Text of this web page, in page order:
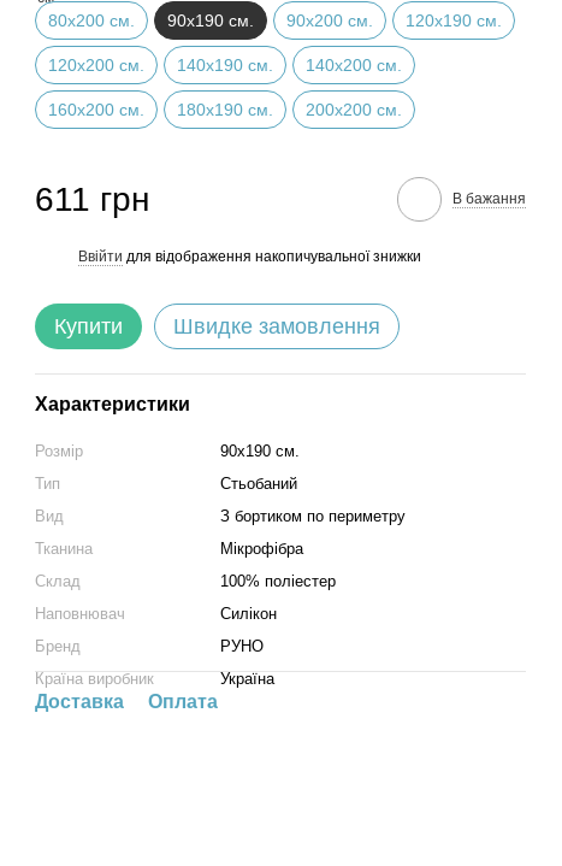
80х200 см. 90х190 см. 90х200 см. 120х190 см.
120х200 см. 140х190 см. 140х200 см.
160х200 см. 180х190 см. 200х200 см.
611 грн В бажання
Ввійти для відображення накопичувальної знижки
Купити Швидке замовлення
Характеристики
Розмір
90х190 см.
Тип
Стьобаний
Вид
З бортиком по периметру
Тканина
Мікрофібра
Склад
100% поліестер
Наповнювач
Силікон
Бренд
РУНО
Країна виробник
Україна
Доставка Оплата